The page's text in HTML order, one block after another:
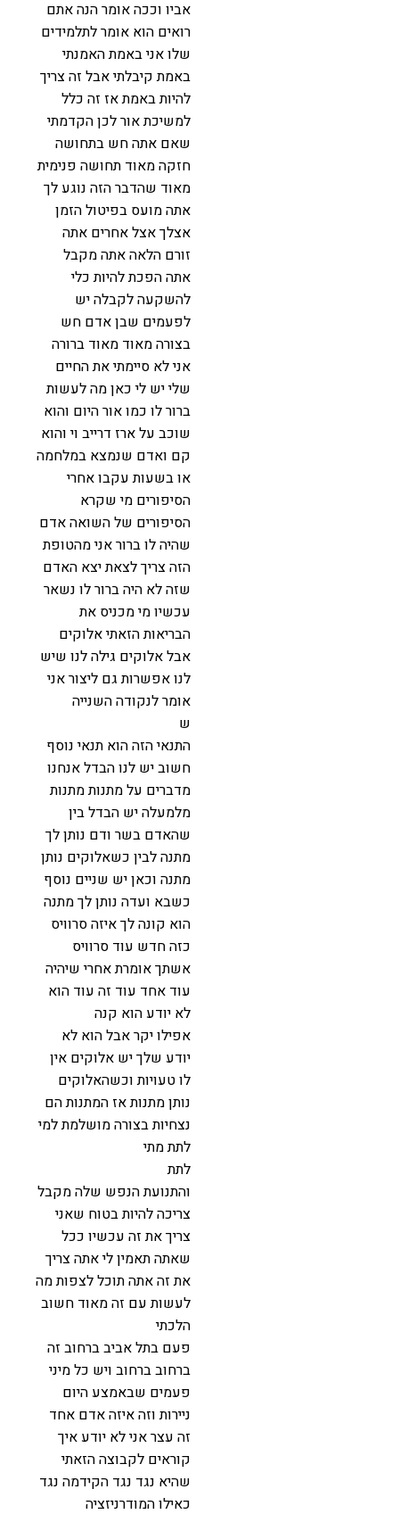
אביו וככה אומר הנה אתם
רואים הוא אומר לתלמידים
שלו אני באמת האמנתי
באמת קיבלתי אבל זה צריך
להיות באמת אז זה כלל
למשיכת אור לכן הקדמתי
שאם אתה חש בתחושה
חזקה מאוד תחושה פנימית
מאוד שהדבר הזה נוגע לך
אתה מועס בפיטול הזמן
אצלך אצל אחרים אתה
זורם הלאה אתה מקבל
אתה הפכת להיות כלי
להשקעה לקבלה יש
לפעמים שבן אדם חש
בצורה מאוד מאוד ברורה
אני לא סיימתי את החיים
שלי יש לי כאן מה לעשות
ברור לו כמו אור היום והוא
שוכב על ארז דרייב וי והוא
קם ואדם שנמצא במלחמה
או בשעות עקבו אחרי
הסיפורים מי שקרא
הסיפורים של השואה אדם
שהיה לו ברור אני מהטופת
הזה צריך לצאת יצא האדם
שזה לא היה ברור לו נשאר
עכשיו מי מכניס את
הבריאות הזאתי אלוקים
אבל אלוקים גילה לנו שיש
לנו אפשרות גם ליצור אני
אומר לנקודה השנייה
ש
התנאי הזה הוא תנאי נוסף
חשוב יש לנו הבדל אנחנו
מדברים על מתנות מתנות
מלמעלה יש הבדל בין
שהאדם בשר ודם נותן לך
מתנה לבין כשאלוקים נותן
מתנה וכאן יש שניים נוסף
כשבא ועדה נותן לך מתנה
הוא קונה לך איזה סרוויס
כזה חדש עוד סרוויס
אשתך אומרת אחרי שיהיה
עוד אחד עוד זה עוד הוא
לא יודע הוא קנה
אפילו יקר אבל הוא לא
יודע שלך יש אלוקים אין
לו טעויות וכשהאלוקים
נותן מתנות אז המתנות הם
נצחיות בצורה מושלמת למי
לתת מתי
לתת
והתנועת הנפש שלה מקבל
צריכה להיות בטוח שאני
צריך את זה עכשיו ככל
שאתה תאמין לי אתה צריך
את זה אתה תוכל לצפות מה
לעשות עם זה מאוד חשוב
הלכתי
פעם בתל אביב ברחוב זה
ברחוב ברחוב ויש כל מיני
פעמים שבאמצע היום
ניירות וזה איזה אדם אחד
זה עצר אני לא יודע איך
קוראים לקבוצה הזאתי
שהיא נגד נגד הקידמה נגד
כאילו המודרניזציה